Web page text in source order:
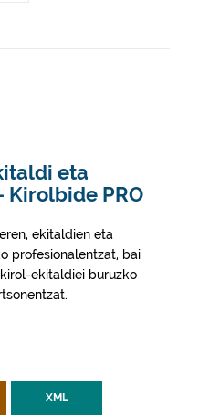
eta
Kirolbide PRO
ekitaldien eta
profesionalentzat, bai
ekitaldiei buruzko
XML